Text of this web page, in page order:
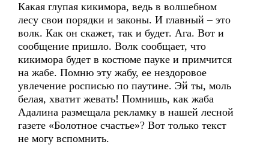
Какая глупая кикимора, ведь в волшебном
лесу свои порядки и законы. И главный – это
волк. Как он скажет, так и будет. Ага. Вот и
сообщение пришло. Волк сообщает, что
кикимора будет в костюме пауке и примчится
на жабе. Помню эту жабу, ее нездоровое
увлечение росписью по паутине. Эй ты, моль
белая, хватит жевать! Помнишь, как жаба
Адалина размещала рекламку в нашей лесной
газете «Болотное счастье»? Вот только текст
не могу вспомнить.